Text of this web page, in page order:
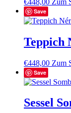
Save
Teppich
€448,00 Zum
Save
Sessel